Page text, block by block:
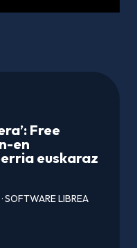
Free
en
euskaraz
·SOFTWARE LIBREA